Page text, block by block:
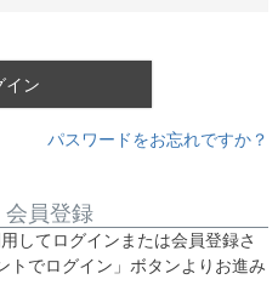
イン
パスワードをお忘れですか？
会員登録
してログインまたは会員登録さ
トでログイン」ボタンよりお進み